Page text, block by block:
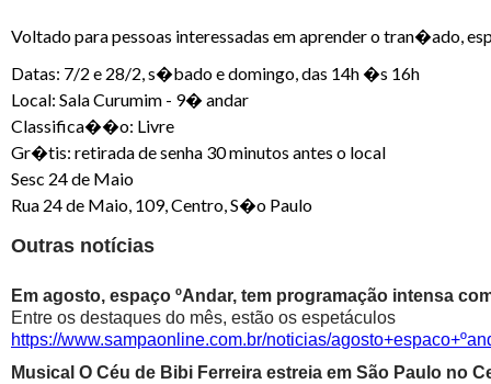
Voltado para pessoas interessadas em aprender o tran�ado,
Datas: 7/2 e 28/2, s�bado e domingo, das 14h �s 16h
Local: Sala Curumim - 9� andar
Classifica��o: Livre
Gr�tis: retirada de senha 30 minutos antes o local
Sesc 24 de Maio
Rua 24 de Maio, 109, Centro, S�o Paulo
Outras notícias
Em agosto, espaço ºAndar, tem programação intensa
Entre os destaques do mês, estão os espetáculos
https://www.sampaonline.com.br/noticias/
Musical O Céu de Bibi Ferreira estreia em São Paulo no